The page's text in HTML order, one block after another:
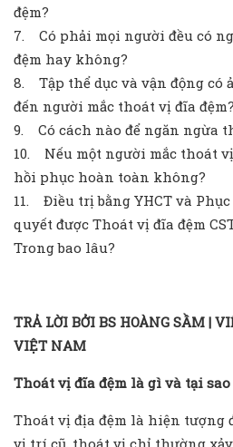
đệm?
7. Có phải mọi người đều có
đệm hay không?
8. Tập thể dục và vận động có
đến người mắc thoát vị đĩa đệm?
9. Có cách nào để ngăn ngừa
10. Nếu một người mắc thoát
hồi phục hoàn toàn không?
11. Điều trị bằng YHCT và
quyết được Thoát vị đĩa đệm
Trong bao lâu?
TRẢ LỜI BỞI BS HOÀNG SẦM |
VIỆT NAM
Thoát vị đĩa đệm là gì và tại
Thoát vị địa đệm là hiện tượng
vị trí cũ, thoát vị chỉ thường xảy